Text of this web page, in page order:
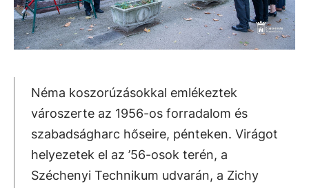
Néma koszorúzásokkal emlékeztek
városzerte az 1956-os forradalom és
szabadságharc hőseire, pénteken. Virágot
helyezetek el az ’56-osok terén, a
Széchenyi Technikum udvarán, a Zichy